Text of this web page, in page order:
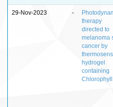
29-Nov-2023 -
therapy
directed to
melanoma
cancer by
hydrogel
containing
Chlorophyll